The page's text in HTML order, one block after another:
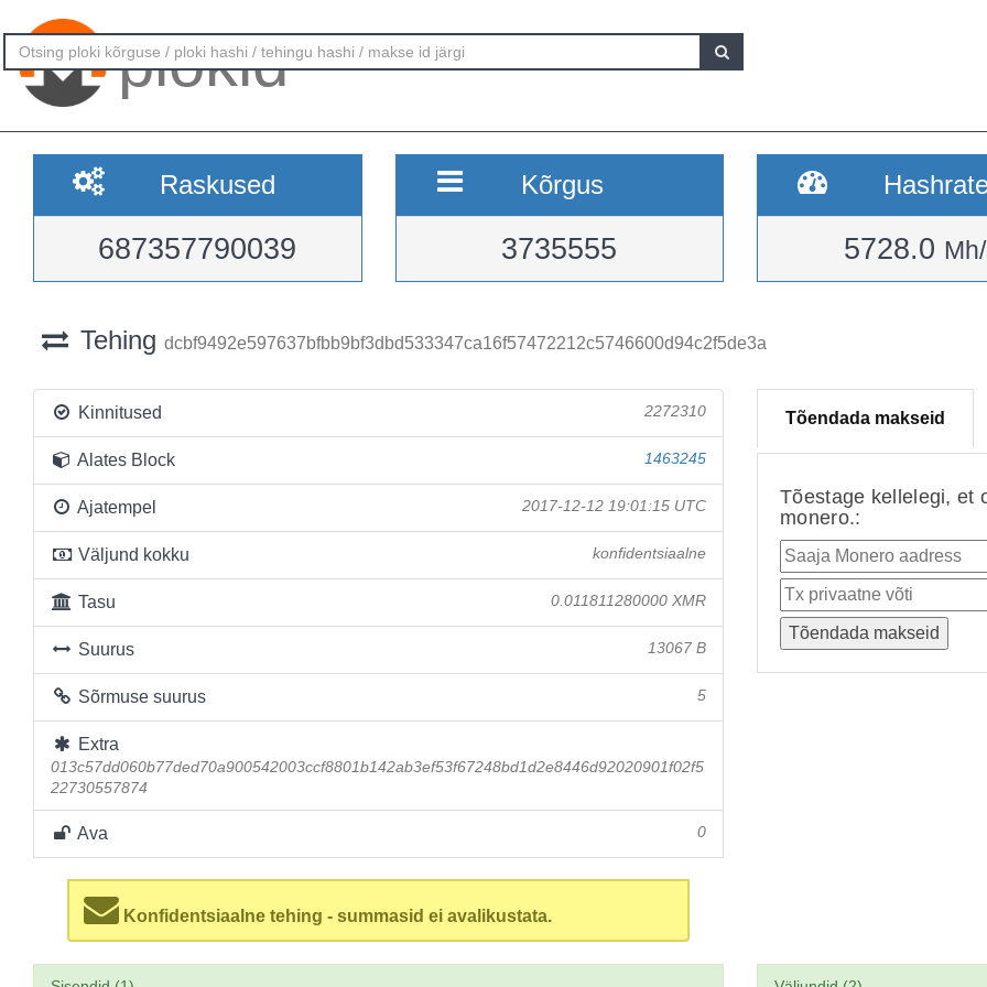
plokid
Raskused
687357790039
Kõrgus
3735555 5728.0
Tehing dcbf9492e597637bfbb9bf3dbd533347ca16f57472212c5746600d94c2f5de3a
Kinnitused 2272310
Alates Block 1463245
Ajatempel 2017-12-12 19:01:15 UTC
Väljund kokku konfidentsiaalne
Tasu 0.011811280000 XMR
Suurus 13067 B
Sõrmuse suurus 5
Extra
013c57dd060b77ded70a900542003ccf8801b142ab3ef53f67248bd1d2e8446d92020901f02f5
22730557874
Ava 0
Konfidentsiaalne tehing - summasid ei avalikustata.
Tõendada makseid
Tõestage kellelegi, et
monero.: